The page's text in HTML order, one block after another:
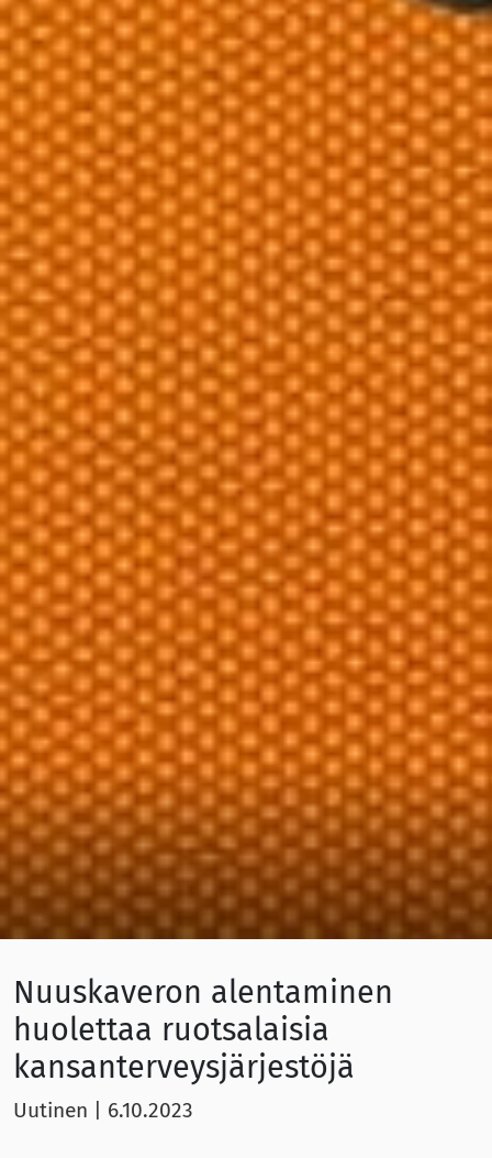
Nuuskaveron alentaminen
huolettaa ruotsalaisia
kansanterveysjärjestöjä
Uutinen 6.10.2023